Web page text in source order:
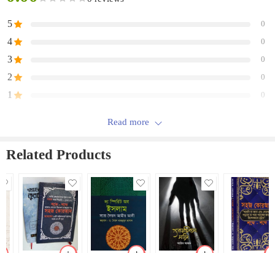
5 0
4 0
3 0
2 0
1 0
Be the first to review “সহজ কুরআন”
There are no reviews yet.
Read more
Related Products